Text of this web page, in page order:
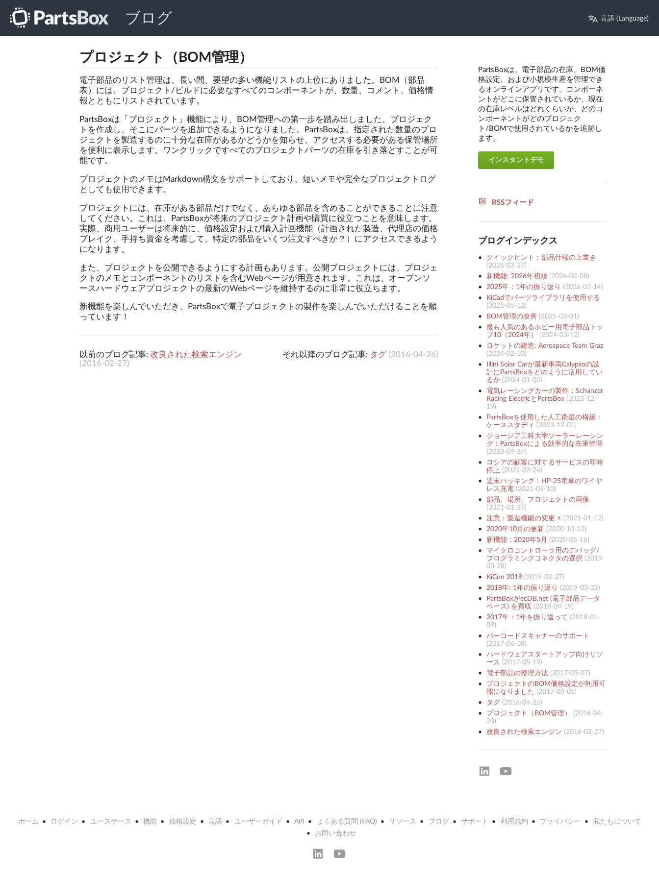
ブログ 言語 (Language)
プロジェクト（BOM管理）
電子部品のリスト管理は、長い間、要望の多い機能リストの上位にありました。BOM（部品
表）には、プロジェクト/ビルドに必要なすべてのコンポーネントが、数量、コメント、価格情
報とともにリストされています。
PartsBoxは「プロジェクト」機能により、BOM管理への第一歩を踏み出しました。プロジェク
トを作成し、そこにパーツを追加できるようになりました。PartsBoxは、指定された数量のプロ
ジェクトを製造するのに十分な在庫があるかどうかを知らせ、アクセスする必要がある保管場所
を便利に表示します。ワンクリックですべてのプロジェクトパーツの在庫を引き落とすことが可
能です。
プロジェクトのメモはMarkdown構文をサポートしており、短いメモや完全なプロジェクトログ
としても使用できます。
プロジェクトには、在庫がある部品だけでなく、あらゆる部品を含めることができることに注意
してください。これは、PartsBoxが将来のプロジェクト計画や購買に役立つことを意味します。
実際、商用ユーザーは将来的に、価格設定および購入計画機能（計画された製造、代理店の価格
ブレイク、手持ち資金を考慮して、特定の部品をいくつ注文すべきか？）にアクセスできるよう
になります。
また、プロジェクトを公開できるようにする計画もあります。公開プロジェクトには、プロジェ
クトのメモとコンポーネントのリストを含むWebページが用意されます。これは、オープンソ
ースハードウェアプロジェクトの最新のWebページを維持するのに非常に役立ちます。
新機能を楽しんでいただき、PartsBoxで電子プロジェクトの製作を楽しんでいただけることを願
っています！
以前のブログ記事: 改良された検索エンジン
(2016-02-27)
それ以降のブログ記事: タグ(2016-04-26)
PartsBoxは、電子部品の在庫、BOM価
格設定、および小規模生産を管理でき
るオンラインアプリです。コンポーネ
ントがどこに保管されているか、現在
の在庫レベルはどれくらいか、どのコ
ンポーネントがどのプロジェク
ト/BOMで使用されているかを追跡し
ます。
インスタントデモ
RSSフィード
ブログインデックス
クイックヒント：部品仕様の上書き
(2026-03-27)
新機能: 2026年初頭 (2026-02-08)
2025年：1年の振り返り (2026-01-14)
KiCadでパーツライブラリを使用する
(2025-05-12)
BOM管理の改善 (2025-03-01 )
最も人気のあるホビー用電子部品トッ
プ10（2024年）
(2024-03-12)
ロケットの建造: Aerospace Team Graz
(2024-02-13)
Illini Solar Carが最新車両Calypsoの設
計にPartsBoxをどのように活用してい
るか (2024-01-02)
電気レーシングカーの製作：Schanzer
Racing ElectricとPartsBox (2023-12-
19)
PartsBoxを使用した人工衛星の構築：
ケーススタディ (2023-12-01 )
ジョージア工科大学ソーラーレーシン
グ：PartsBoxによる効率的な在庫管理
(2023-09-27)
ロシアの顧客に対するサービスの即時
停止 (2022-02-24)
週末ハッキング：HP-25電卓のワイヤ
レス充電 (2021-05-10)
部品、場所、プロジェクトの画像
(2021-01-27)
注意：製造機能の変更 ⚡️ (2021-01-12)
2020年10月の更新 (2020-10-12)
新機能：2020年5月 (2020-05-16)
マイクロコントローラ用のデバッグ/
プログラミングコネクタの選択 (2019-
03-28)
KiCon 2019 (2019-03-27)
2018年: 1年の振り返り (2019-03-22)
PartsBoxがecDB.net (電子部品データ
ベース) を買収 (2018-04-19)
2017年：1年を振り返って (2018-01-
09)
バーコードスキャナーのサポート
(2017-06-18)
ハードウェアスタートアップ向けリソ
ース (2017-05-19)
電子部品の整理方法 (2017-05-07)
プロジェクトのBOM価格設定が利用可
能になりました (2017-05-05)
タグ (2016-04-26)
プロジェクト（BOM管理）
(2016-04-
20)
改良された検索エンジン (2016-02-27)
ホーム ログイン ユースケース 機能 価格設定 言語 ユーザーガイド API よくある質問 (FAQ) リソース ブログ サポート 利用規約 プライバシー
私たちについて
お問い合わせ